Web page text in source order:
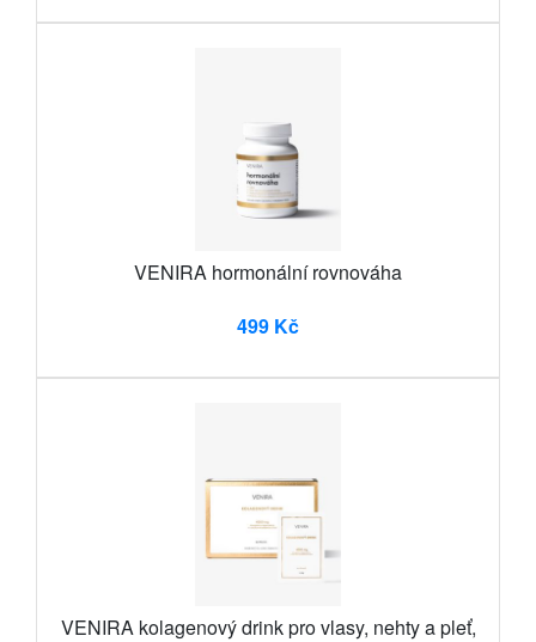
VENIRA hormonální rovnováha
499 Kč
VENIRA kolagenový drink pro vlasy, nehty a pleť,